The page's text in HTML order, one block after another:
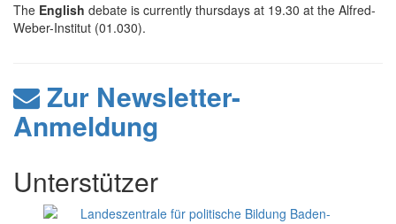
The English debate is currently thursdays at 19.30 at the Alfred-
Weber-Institut (01.030).
Zur Newsletter-
Anmeldung
Unterstützer